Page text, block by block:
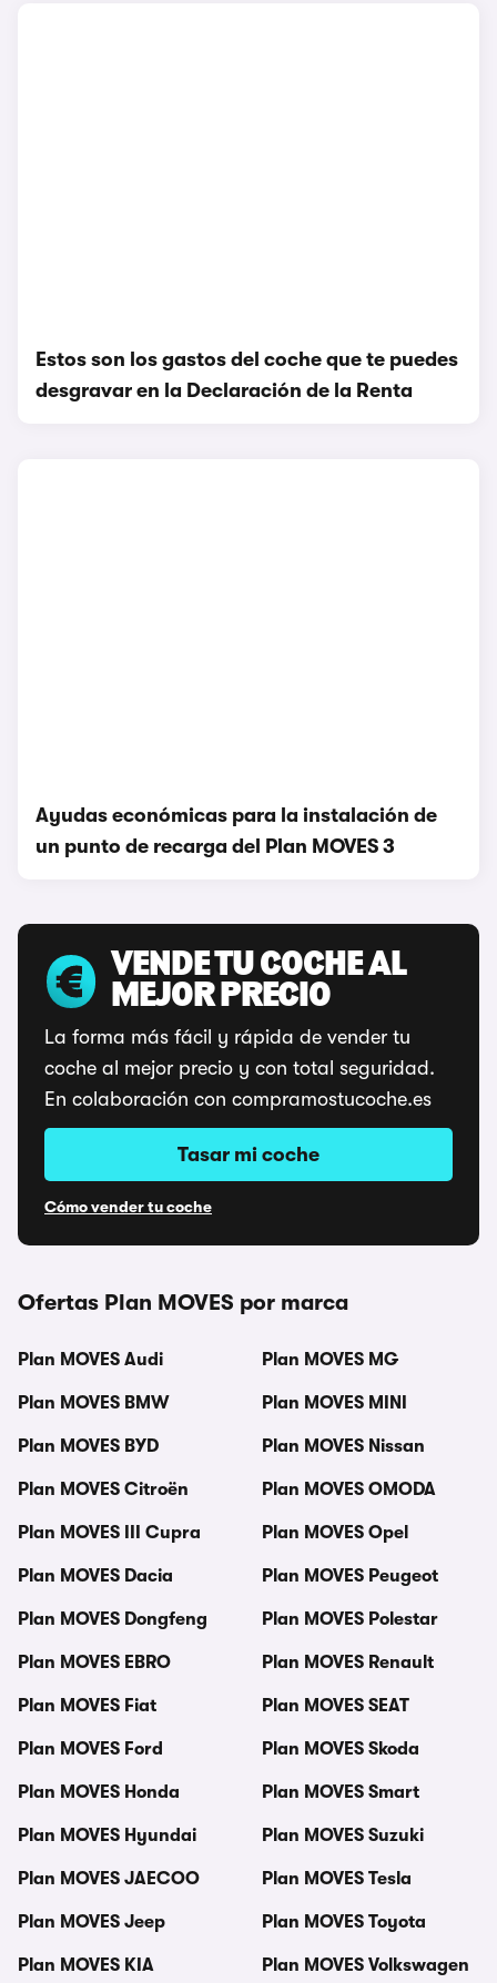
Estos son los gastos del coche que te puedes
desgravar en la Declaración de la Renta
Ayudas económicas para la instalación de
un punto de recarga del Plan MOVES 3
VENDE TU COCHE AL
MEJOR PRECIO
La forma más fácil y rápida de vender tu
coche al mejor precio y con total seguridad.
En colaboración con compramostucoche.es
Tasar mi coche
Cómo vender tu coche
Ofertas Plan MOVES por marca
Plan MOVES Audi
Plan MOVES BMW
Plan MOVES BYD
Plan MOVES Citroën
Plan MOVES III Cupra
Plan MOVES Dacia
Plan MOVES Dongfeng
Plan MOVES EBRO
Plan MOVES Fiat
Plan MOVES Ford
Plan MOVES Honda
Plan MOVES Hyundai
Plan MOVES JAECOO
Plan MOVES Jeep
Plan MOVES KIA
Plan MOVES MG
Plan MOVES MINI
Plan MOVES Nissan
Plan MOVES OMODA
Plan MOVES Opel
Plan MOVES Peugeot
Plan MOVES Polestar
Plan MOVES Renault
Plan MOVES SEAT
Plan MOVES Skoda
Plan MOVES Smart
Plan MOVES Suzuki
Plan MOVES Tesla
Plan MOVES Toyota
Plan MOVES Volkswagen